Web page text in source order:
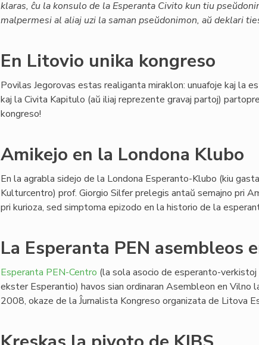
klaras, ĉu la konsulo de la Esperanta Civito kun tiu
malpermesi al aliaj uzi la saman pseŭdonimon, aŭ deklari
En Litovio unika kongreso
Povilas Jegorovas estas realiganta miraklon: unuafoje kaj la
kaj la Civita Kapitulo (aŭ iliaj reprezente gravaj partoj)
kongreso!
Amikejo en la Londona Klubo
En la agrabla sidejo de la Londona Esperanto-Klubo (kiu
Kulturcentro) prof. Giorgio Silfer prelegis antaŭ semajno pri
pri kurioza, sed simptoma epizodo en la historio de la
La Esperanta PEN asembleos
Esperanta PEN-Centro (la sola asocio de esperanto-verkistoj
ekster Esperantio) havos sian ordinaran Asembleon en Vilno
2008, okaze de la Ĵurnalista Kongreso organizata de Litova